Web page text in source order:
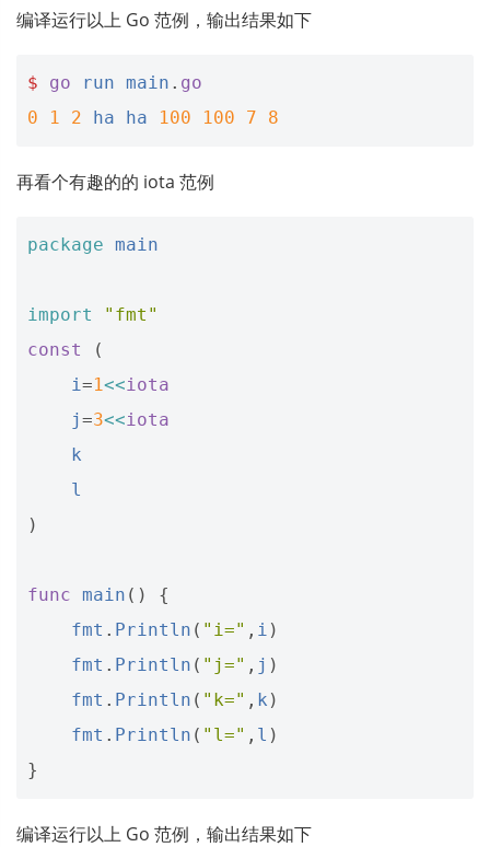
编译运行以上 Go 范例，输出结果如下
$ go run main . go
0
1 2 ha ha 100 100 7 8
再看个有趣的的 iota 范例
package main
import
"fmt"
const
(
i=1<<iota
j =3<<iota
k
l
)
func main ()
{
fmt . Println ( "i=" , i )
fmt . Println ( "j=" , j )
fmt . Println ( "k=" , k )
fmt . Println ( "l=" , l )
}
编译运行以上 Go 范例，输出结果如下